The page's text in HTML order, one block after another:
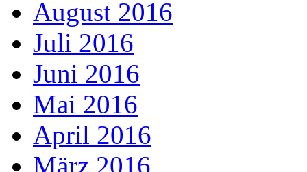
August 2016
Juli 2016
Juni 2016
Mai 2016
April 2016
März 2016